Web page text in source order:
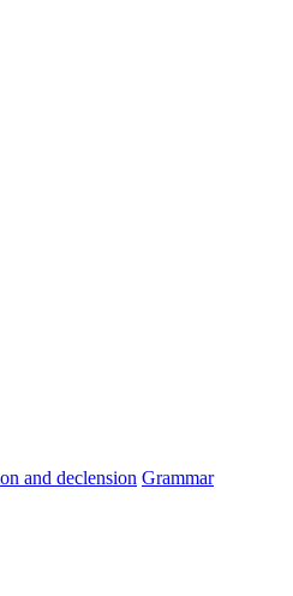
and declension Grammar